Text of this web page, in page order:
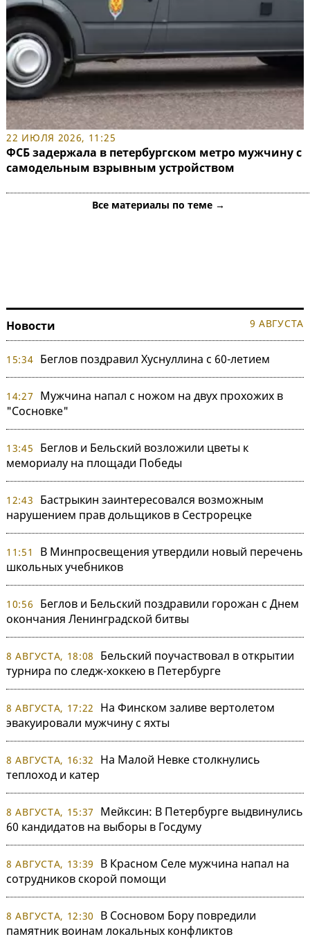
22 ИЮЛЯ 2026, 11:25
ФСБ задержала в петербургском метро мужчину с
самодельным взрывным устройством
Все материалы по теме →
Новости 9 АВГУСТА
15:34 Беглов поздравил Хуснуллина с 60-летием
14:27
Мужчина напал с ножом на двух прохожих в
"Сосновке"
13:45
Беглов и Бельский возложили цветы к
мемориалу на площади Победы
12:43
Бастрыкин заинтересовался возможным
нарушением прав дольщиков в Сестрорецке
11:51
В Минпросвещения утвердили новый перечень
школьных учебников
10:56
Беглов и Бельский поздравили горожан с Днем
окончания Ленинградской битвы
8 АВГУСТА, 18:08
Бельский поучаствовал в открытии
турнира по следж-хоккею в Петербурге
8 АВГУСТА, 17:22
На Финском заливе вертолетом
эвакуировали мужчину с яхты
8 АВГУСТА, 16:32
На Малой Невке столкнулись
теплоход и катер
8 АВГУСТА, 15:37
Мейксин: В Петербурге выдвинулись
60 кандидатов на выборы в Госдуму
8 АВГУСТА, 13:39
В Красном Селе мужчина напал на
сотрудников скорой помощи
8 АВГУСТА, 12:30
В Сосновом Бору повредили
памятник воинам локальных конфликтов